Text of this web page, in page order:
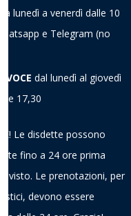
lunedì a venerdì dalle 10
e Telegram (no
VOCE dal lunedì al giovedì
17,30
Le disdette possono
fino a 24 ore prima
Le prenotazioni, per
devono essere